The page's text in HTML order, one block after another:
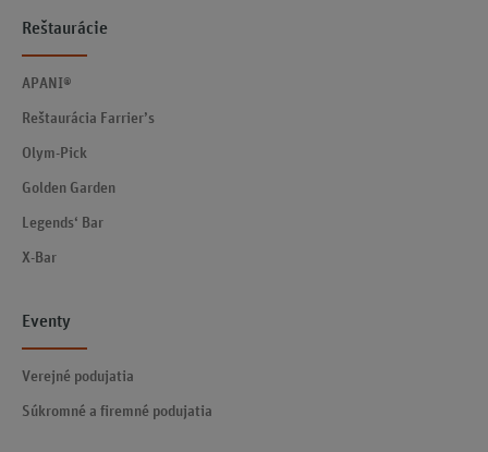
Reštaurácie
APANI®
Reštaurácia Farrier’s
Olym-Pick
Golden Garden
Legends‘ Bar
X-Bar
Eventy
Verejné podujatia
Súkromné a firemné podujatia